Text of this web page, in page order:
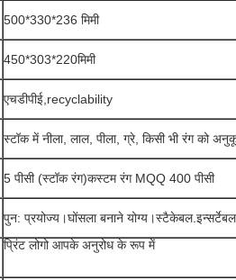
500*330*236 मिमी
450*303*220मिमी
एचडीपीई recyclability
स्टॉक में नीला, लाल, पीला, ग्रे, किसी भी रंग को
5 पीसी (स्टॉक रंग)कस्टम रंग MQQ 400 पीसी
पुन: प्रयोज्य।घोंसला बनाने
प्रिंट लोगो आपके अनुरोध के रूप में